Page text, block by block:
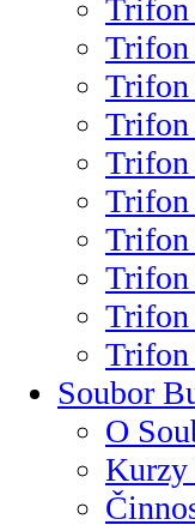
Trifon
Trifon
Trifon
Trifon
Trifon
Trifon
Trifon
Trifon
Trifon
Soubor
O
Kurzy